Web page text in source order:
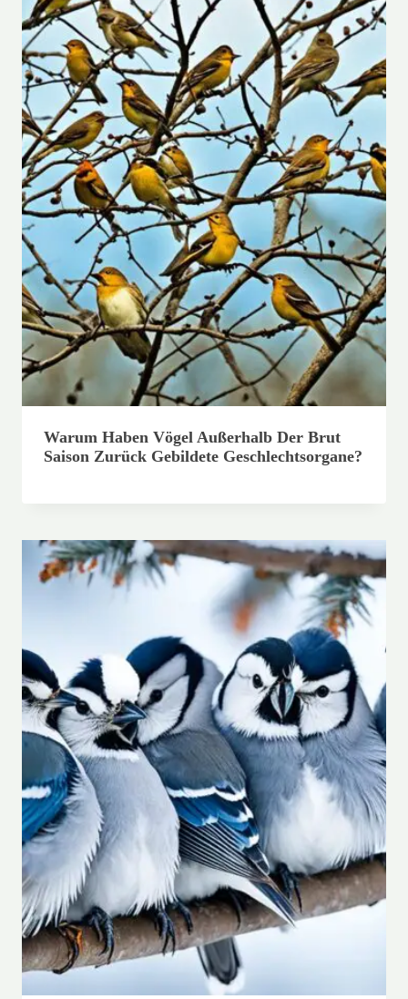
Warum Haben Vögel Außerhalb Der Brut
Saison Zurück Gebildete Geschlechtsorgane?